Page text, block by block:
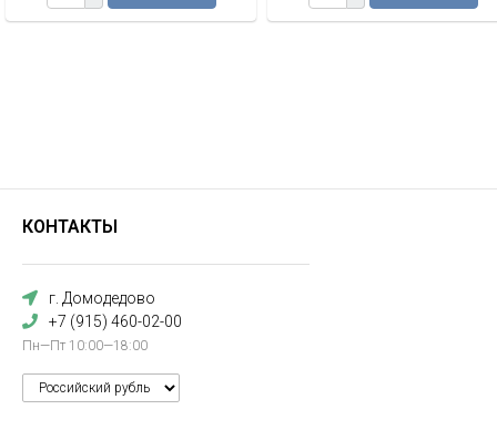
КОНТАКТЫ
г. Домодедово
+7 (915) 460-02-00
Пн—Пт 10:00—18:00